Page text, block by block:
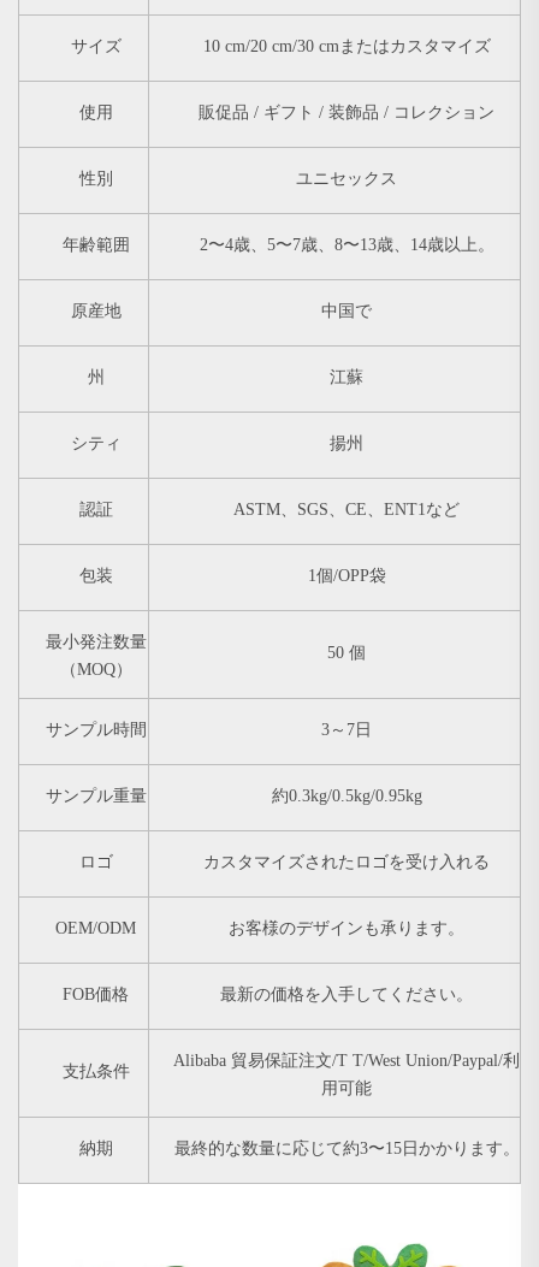
サイズ 10 cm/20 cm/30 cmまたはカスタマイズ
使用 販促品 / ギフト / 装飾品 / コレクション
性別 ユニセックス
年齢範囲 2〜4歳、5〜7歳、8〜13歳、14歳以上。
原産地 中国で
州 江蘇
シティ 揚州
認証 ASTM、SGS、CE、ENT1など
包装 1個/OPP袋
最小発注数量
（MOQ）
50 個
サンプル時間 3～7日
サンプル重量 約0.3kg/0.5kg/0.95kg
ロゴ カスタマイズされたロゴを受け入れる
OEM/ODM お客様のデザインも承ります。
FOB価格 最新の価格を入手してください。
支払条件
Alibaba 貿易保証注文/T T/West Union/Paypal/利
用可能
納期 最終的な数量に応じて約3〜15日かかります。